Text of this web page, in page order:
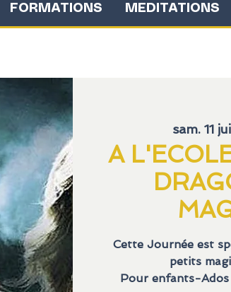
FORMATIONS MEDITATIONS
sam. 11
A
Cette Journée est
petits
Pour enfants-Ados